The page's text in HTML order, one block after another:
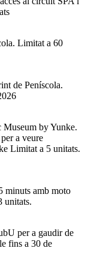
Limitat a 60
de Peníscola.
by Yunke.
a veure
Limitat a 5 unitats.
amb moto
unitats.
per a gaudir de
fins a 30 de